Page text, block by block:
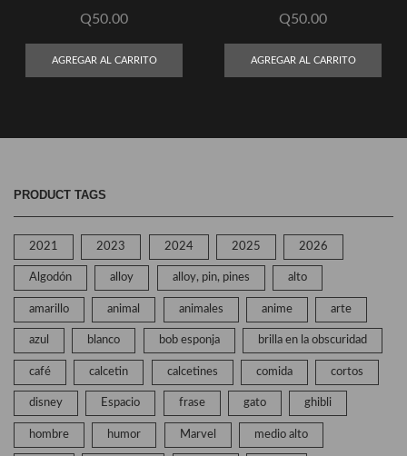
Q50.00
AGREGAR AL CARRITO
Q50.00
AGREGAR AL CARRITO
PRODUCT TAGS
2021 2023 2024 2025 2026
Algodón alloy alloy, pin, pines alto
amarillo animal animales anime arte
azul blanco bob esponja brilla en la obscuridad
café calcetin calcetines comida cortos
disney Espacio frase gato ghibli
hombre humor Marvel medio alto